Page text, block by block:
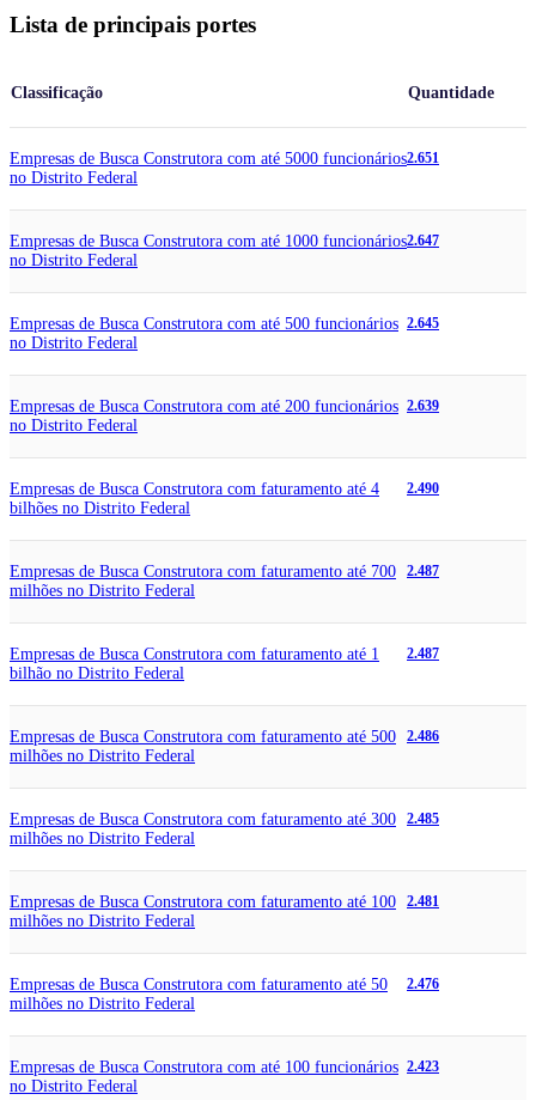
Lista de principais portes
Classificação Quantidade
Empresas de Busca Construtora com até 5000 funcionários
no Distrito Federal
2.651
Empresas de Busca Construtora com até 1000 funcionários
no Distrito Federal
2.647
Empresas de Busca Construtora com até 500 funcionários
no Distrito Federal
2.645
Empresas de Busca Construtora com até 200 funcionários
no Distrito Federal
2.639
Empresas de Busca Construtora com faturamento até 4
bilhões no Distrito Federal
2.490
Empresas de Busca Construtora com faturamento até 700
milhões no Distrito Federal
2.487
Empresas de Busca Construtora com faturamento até 1
bilhão no Distrito Federal
2.487
Empresas de Busca Construtora com faturamento até 500
milhões no Distrito Federal
2.486
Empresas de Busca Construtora com faturamento até 300
milhões no Distrito Federal
2.485
Empresas de Busca Construtora com faturamento até 100
milhões no Distrito Federal
2.481
Empresas de Busca Construtora com faturamento até 50
milhões no Distrito Federal
2.476
Empresas de Busca Construtora com até 100 funcionários
no Distrito Federal
2.423